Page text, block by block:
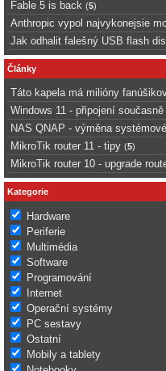
Fable 5 is back (5)
Anthropic vypol najvykonejsie
Jak odhalit falešný USB flash
Články
Táto kapela má milióny
Windows 11 - připojení
NAS QNAP - výměna
MikroTik router 11 - tipy (5)
MikroTik router 10 - upgrade
Kategorie
Hardware
Periferie
Multimédia
Software
Programování
Internet
Operační systémy
PC sestavy
Ostatní
Mobily a tablety